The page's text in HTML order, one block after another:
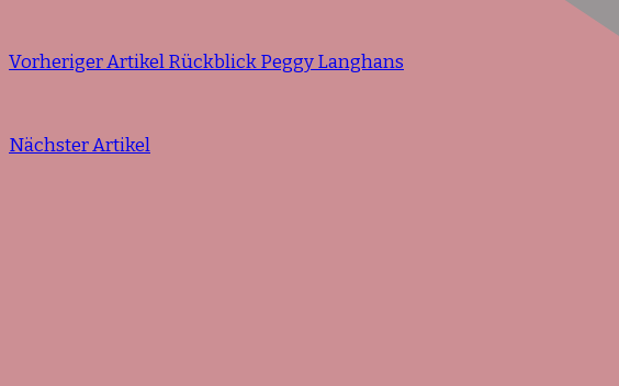
Vorheriger ArtikelRückblick Peggy Langhans
Nächster Artikel